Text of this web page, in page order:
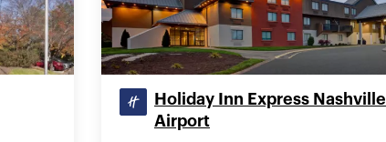
Holiday Inn Express Nashville
Airport